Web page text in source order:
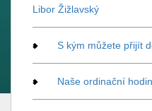
Libor Žižlavský
S kým můžete přijít
Naše ordinační